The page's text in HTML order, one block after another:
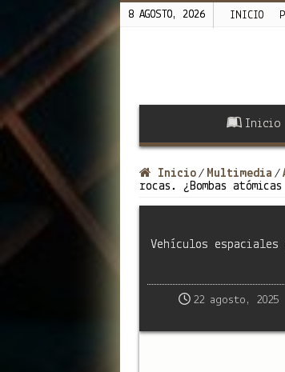
8 AGOSTO, 2026 INICIO
Inicio
Inicio / Multimedia /
rocas. ¿Bombas
Vehículos
22 agosto, 2025